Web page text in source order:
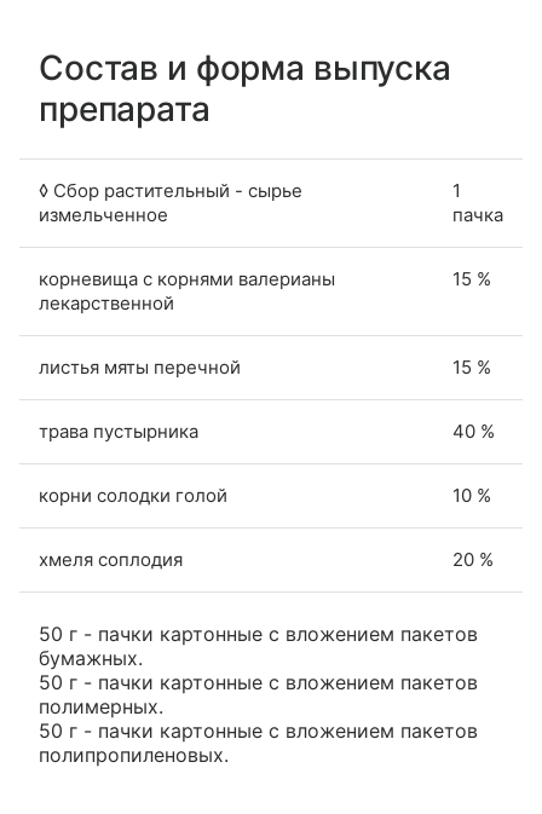
Состав и форма выпуска
препарата
◊ Сбор растительный - сырье
измельченное
1
пачка
корневища с корнями валерианы
лекарственной
15 %
листья мяты перечной 15 %
трава пустырника 40 %
корни солодки голой 10 %
хмеля соплодия 20 %
50 г - пачки картонные с вложением пакетов
бумажных.
50 г - пачки картонные с вложением пакетов
полимерных.
50 г - пачки картонные с вложением пакетов
полипропиленовых.